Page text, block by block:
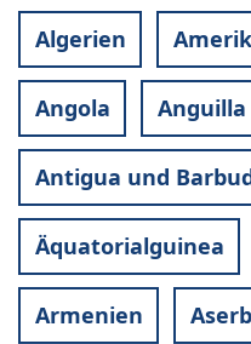
Algerien
Angola Anguilla
Antigua und
Äquatorialguinea
Armenien